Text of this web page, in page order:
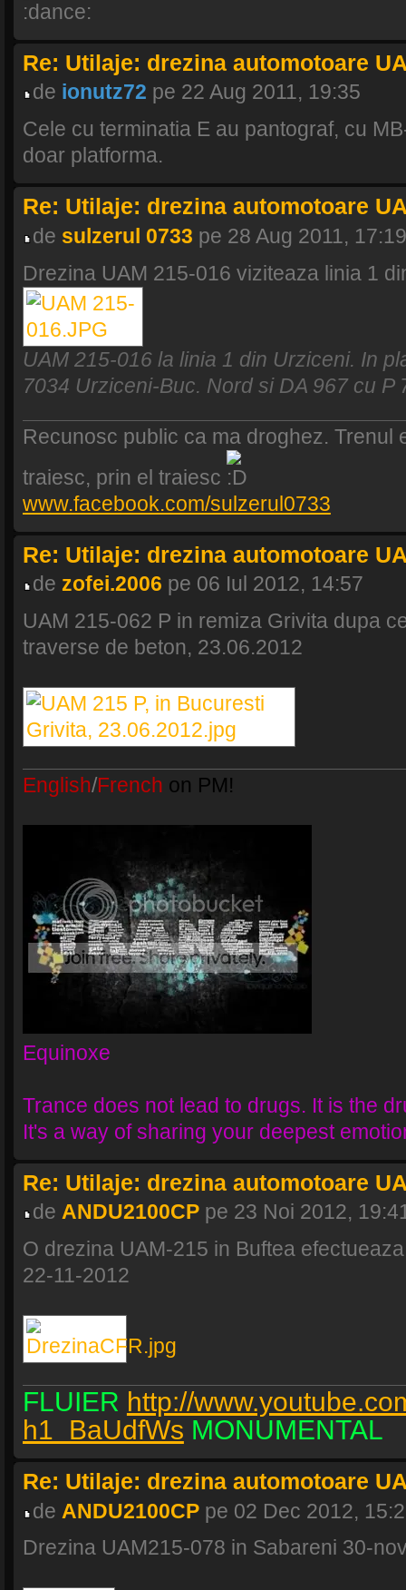
Re: Utilaje: drezina automotoare
de ionutz72 pe 22 Aug 2011, 19:35
Cele cu terminatia E au pantograf, cu
doar platforma.
Re: Utilaje: drezina automotoare
de sulzerul 0733 pe 28 Aug 2011, 17:19
Drezina UAM 215-016 viziteaza linia 1
UAM 215-016 la linia 1 din Urziceni. In
7034 Urziceni-Buc. Nord si DA 967 cu P
Recunosc public ca ma droghez. Trenul
traiesc, prin el traiesc
www.facebook.com/sulzerul0733
Re: Utilaje: drezina automotoare
de zofei.2006 pe 06 Iul 2012, 14:57
UAM 215-062 P in remiza Grivita dupa
traverse de beton, 23.06.2012
English/French on PM!
Equinoxe
Trance does not lead to drugs. It is the
It's a way of sharing your deepest
Re: Utilaje: drezina automotoare
de ANDU2100CPpe 23 Noi 2012,
O drezina UAM-215 in Buftea
22-11-2012
FLUIER http://
h1_BaUdfWs MONUMENTAL
Re: Utilaje: drezina automotoare
de ANDU2100CPpe 02 Dec 2012,
Drezina UAM215-078 in Sabareni 30-